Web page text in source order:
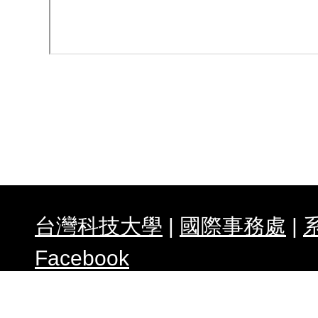
在
必
會
借
獎
台灣科技大學 | 國際事務處 |
Facebook